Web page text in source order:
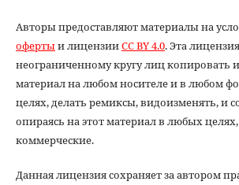
Авторы предоставляют материалы на
офертыи лицензииCC BY 4.0. Эта
неограниченному кругу лиц копировать
материал на любом носителе и в любом
целях, делать ремиксы, видоизменять, и
опираясь на этот материал в любых
коммерческие.
Данная лицензия сохраняет за автором